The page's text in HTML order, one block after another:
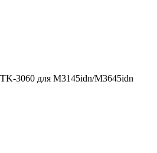
3060 для M3145idn/M3645idn